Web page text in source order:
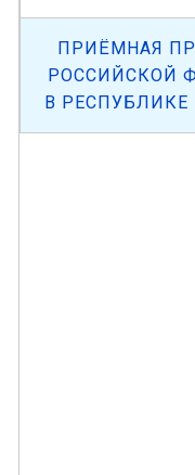
ПРИЁМНАЯ
РОССИЙСКОЙ
В